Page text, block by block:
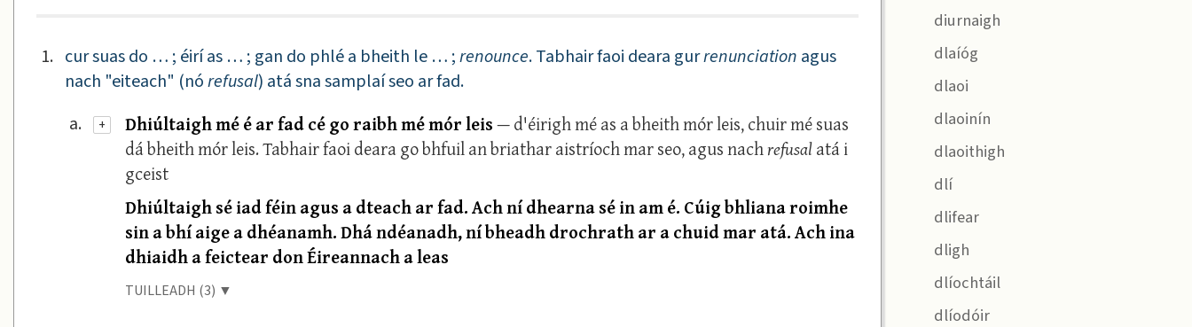
1. cur suas do … ; éirí as … ; gan do phlé a bheith le … ;renounce. Tabhair faoi deara gurrenunciation agus
nach "eiteach" (nórefusal) atá sna samplaí seo ar fad.
a.
+ Dhiúltaigh mé é ar fad cé go raibh mé mór leis— d'éirigh mé as a bheith mór leis, chuir mé suas
dá bheith mór leis. Tabhair faoi deara go bhfuil an briathar aistríoch mar seo, agus nachrefusalatá i
gceist
Dhiúltaigh sé iad féin agus a dteach ar fad. Ach ní dhearna sé in am é. Cúig bhliana roimhe
sin a bhí aige a dhéanamh. Dhá ndéanadh, ní bheadh drochrath ar a chuid mar atá. Ach ina
dhiaidh a feictear don Éireannach a leas
TUILLEADH (3) ▼
diurnaigh
dlaíóg
dlaoi
dlaoinín
dlaoithigh
dlí
dlifear
dligh
dlíochtáil
dlíodóir